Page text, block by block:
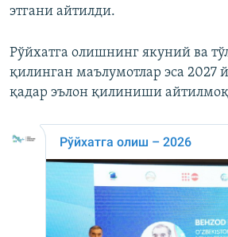
этгани айтилди.
Рўйхатга олишнинг якуний ва
қилинган маълумотлар эса 2027
қадар эълон қилиниши